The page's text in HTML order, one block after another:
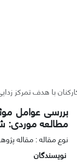
با هدف تمرکز
بررسی عوامل
مطالعه موردی:
نوع مقاله : مقاله
نویسندگان